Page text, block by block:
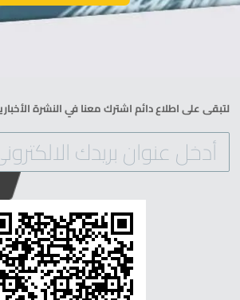
لتبقى على اطلاع دائم اشترك معنا في النشرة